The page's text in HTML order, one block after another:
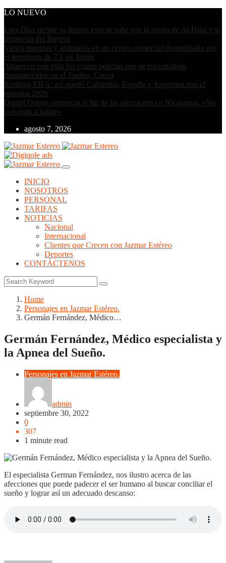
LO NUEVO
Luis Díaz define su futuro: esto se sabe tras la oferta de Al-Hilal y la
respuesta del Bayern
Varios muertos y atrapados en un centro comercial derrumbado por
el terremoto de 7.1 en Japón
Aparecen con vida los cuatro policías que se encontraban
desaparecidos en el Tambo, Cauca
Ranking FIFA: así quedó Colombia, España y Argentina tras el
mundial 2026
Daniel Ortega sentencia el fin de las elecciones en Nicaragua: «No
volverán a haber»
agosto 7, 2026
INICIO
NOSOTROS
PERSONAL
TARIFAS
NOTICIAS
Nacional
Internacional
Clientes que Crecen con Jazmar Estéreo
Deportes
CONTÁCTENOS
Home
Personajes en Jazmar Estéreo.
Germán Fernández, Médico…
Germán Fernández, Médico especialista y
la Apnea del Sueño.
Personajes en Jazmar Estéreo.
admin
septiembre 30, 2022
0
307
1 minute read
El especialista German Fernández, nos ilustro acerca de las
afecciones que puede padecer el ser humano al buscar conciliar el
sueño y lograr así un adecuado descanso: